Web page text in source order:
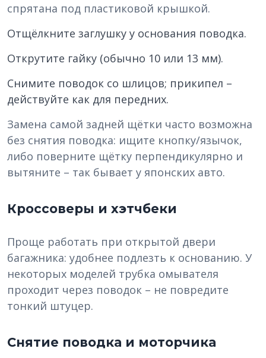
спрятана под пластиковой крышкой.
Отщёлкните заглушку у основания поводка.
Открутите гайку (обычно 10 или 13 мм).
Снимите поводок со шлицов; прикипел –
действуйте как для передних.
Замена самой задней щётки часто возможна
без снятия поводка: ищите кнопку/язычок,
либо поверните щётку перпендикулярно и
вытяните – так бывает у японских авто.
Кроссоверы и хэтчбеки
Проще работать при открытой двери
багажника: удобнее подлезть к основанию. У
некоторых моделей трубка омывателя
проходит через поводок – не повредите
тонкий штуцер.
Снятие поводка и моторчика